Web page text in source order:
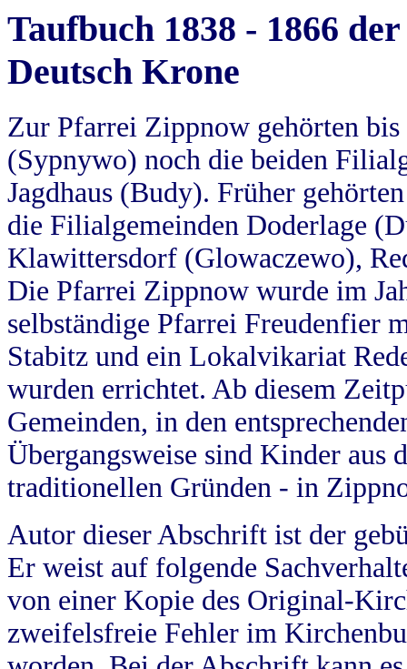
Taufbuch 1838 - 1866
Deutsch Krone
Zur Pfarrei Zippnow gehörten
(Sypnywo) noch die beiden
Jagdhaus (Budy). Früher
die Filialgemeinden Doderlage
Klawittersdorf (Glowaczewo),
Die Pfarrei Zippnow wurde im
selbständige Pfarrei Freudenfier
Stabitz und ein Lokalvikariat
wurden errichtet. Ab diesem
Gemeinden, in den
Übergangsweise sind Kinder aus
traditionellen Gründen - in
Autor dieser Abschrift ist der
Er weist auf folgende
von einer Kopie des Original-
zweifelsfreie Fehler im